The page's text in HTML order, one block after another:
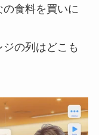
食料を買いに
の列はどこも